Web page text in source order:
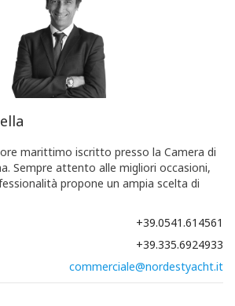
marittimo iscritto presso la Camera di
Sempre attento alle migliori occasioni,
propone un ampia scelta di
+39.0541.614561
+39.335.6924933
commerciale@nordestyacht.it